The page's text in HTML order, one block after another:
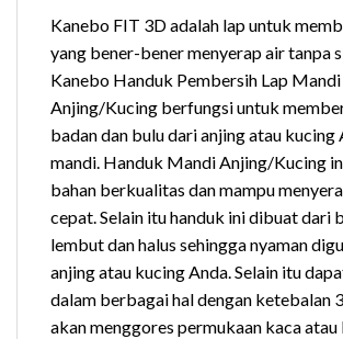
Kanebo FIT 3D adalah lap untuk
yang bener-bener menyerap air tanpa
Kanebo Handuk Pembersih Lap Mandi
Anjing/Kucing berfungsi untuk
badan dan bulu dari anjing atau kucing
mandi. Handuk Mandi Anjing/Kucing
bahan berkualitas dan mampu
cepat. Selain itu handuk ini dibuat dari
lembut dan halus sehingga nyaman
anjing atau kucing Anda. Selain itu
dalam berbagai hal dengan ketebalan
akan menggores permukaan kaca